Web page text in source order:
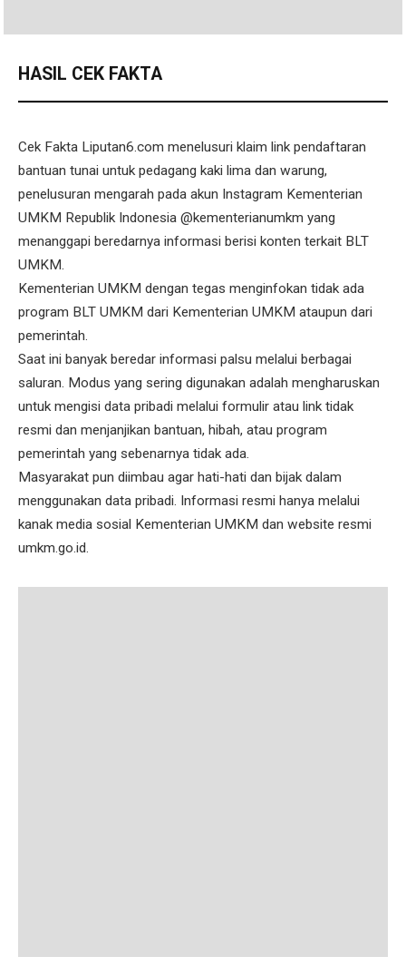
HASIL CEK FAKTA
Cek Fakta Liputan6.com menelusuri klaim link pendaftaran
bantuan tunai untuk pedagang kaki lima dan warung,
penelusuran mengarah pada akun Instagram Kementerian
UMKM Republik Indonesia @kementerianumkm yang
menanggapi beredarnya informasi berisi konten terkait BLT
UMKM.
Kementerian UMKM dengan tegas menginfokan tidak ada
program BLT UMKM dari Kementerian UMKM ataupun dari
pemerintah.
Saat ini banyak beredar informasi palsu melalui berbagai
saluran. Modus yang sering digunakan adalah mengharuskan
untuk mengisi data pribadi melalui formulir atau link tidak
resmi dan menjanjikan bantuan, hibah, atau program
pemerintah yang sebenarnya tidak ada.
Masyarakat pun diimbau agar hati-hati dan bijak dalam
menggunakan data pribadi. Informasi resmi hanya melalui
kanak media sosial Kementerian UMKM dan website resmi
umkm.go.id.